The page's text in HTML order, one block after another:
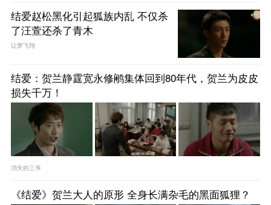
结爱赵松黑化引起狐族内乱 不仅杀
了汪萱还杀了青木
让梦飞翔
结爱：贺兰静霆宽永修鹇集体回到80年代，贺兰为皮皮
损失千万！
消失的三爷
《结爱》贺兰大人的原形 全身长满杂毛的黑面狐狸？